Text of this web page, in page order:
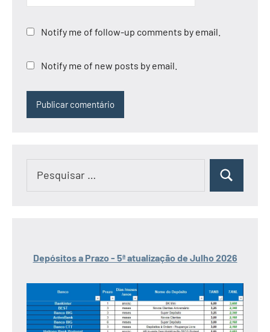
Notify me of follow-up comments by email.
Notify me of new posts by email.
Pesquisar
Depósitos a Prazo - 5ª atualização de Julho 2026